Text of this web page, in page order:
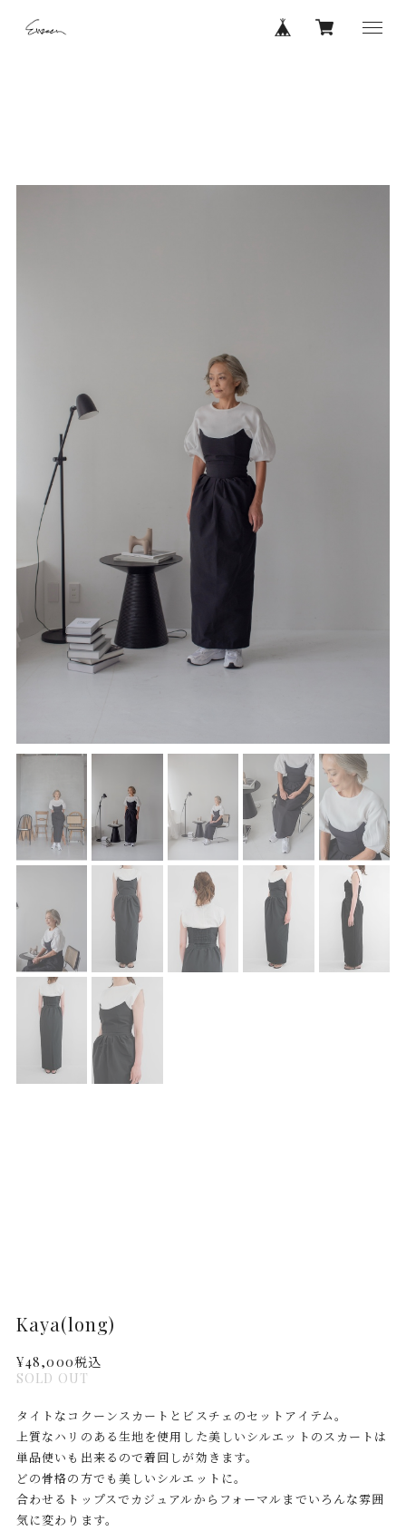
Kaya(long)
¥48,000税込
SOLD OUT
タイトなコクーンスカートとビスチェのセットアイテム。
上質なハリのある生地を使用した美しいシルエットのスカートは
単品使いも出来るので着回しが効きます。
どの骨格の方でも美しいシルエットに。
合わせるトップスでカジュアルからフォーマルまでいろんな雰囲
気に変わります。